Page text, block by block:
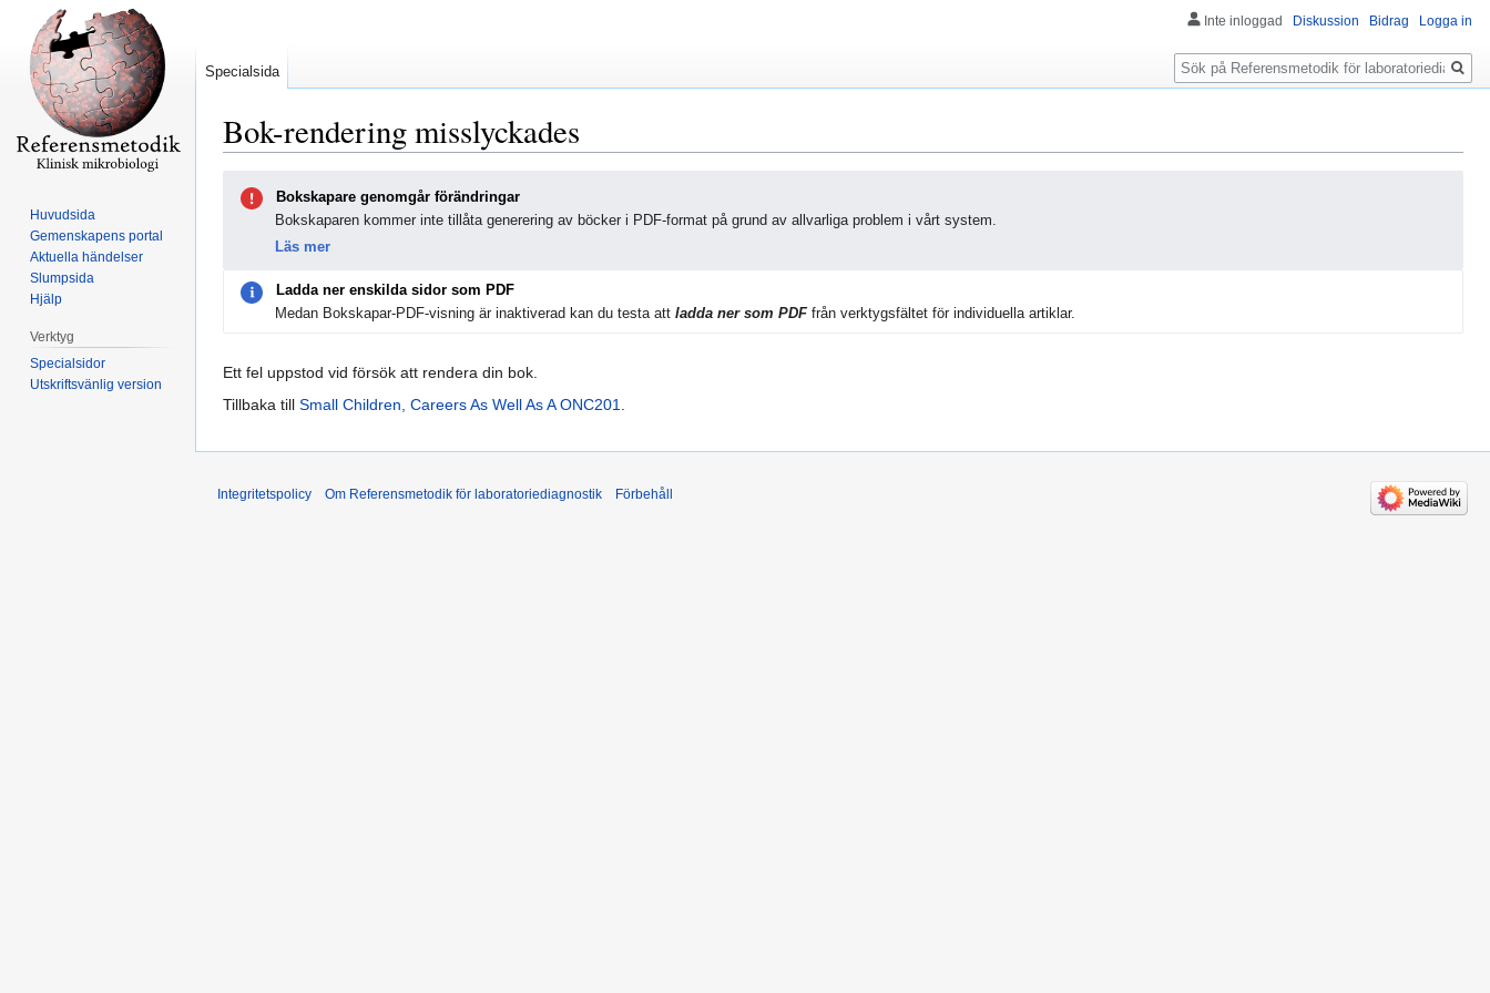
Bok-rendering misslyckades
navigering
Bokskapare genomgår förändringar
Bokskaparen kommer inte tillåta generering av böcker i PDF-format på grund av allvarliga problem i vårt system.
Läs mer
Ladda ner enskilda sidor som PDF
Medan Bokskapar-PDF-visning är inaktiverad kan du testa att ladda ner som PDFfrån verktygsfältet för individuella artiklar.
Ett fel uppstod vid försök att rendera din bok.
Tillbaka till Small Children, Careers As Well As A ONC201.
Inte inloggad Diskussion Bidrag Logga in
Specialsida
Sök
Huvudsida
Gemenskapens portal
Aktuella händelser
Slumpsida
Hjälp
Verktyg
Specialsidor
Utskriftsvänlig version
Integritetspolicy Om Referensmetodik för laboratoriediagnostik Förbehåll